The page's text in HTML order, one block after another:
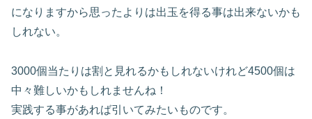
になりますから思ったよりは出玉を得る事は出来ないかも
しれない。
3000個当たりは割と見れるかもしれないけれど4500個は
中々難しいかもしれませんね！
実践する事があれば引いてみたいものです。